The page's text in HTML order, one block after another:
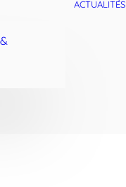
ACTUALITÉS